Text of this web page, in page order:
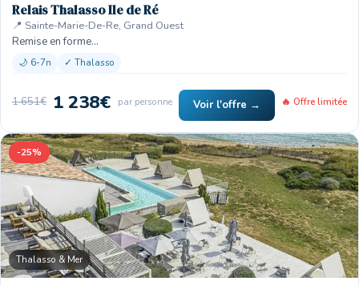
Relais Thalasso Ile de Ré
📍 Sainte-Marie-De-Re, Grand Ouest
Remise en forme…
🌙 6-7n ✓ Thalasso
1 651€ 1 238€ par personne Voir l'offre → 🔥 Offre limitée
-25%
Thalasso & Mer